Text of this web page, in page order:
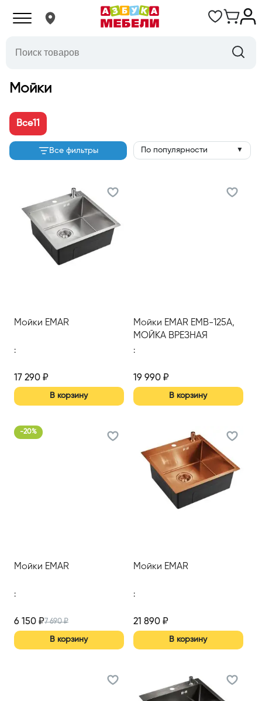
Мойки
Все11
Все фильтры По популярности ▼
Мойки EMAR
:
17 290 ₽
В корзину
Мойки EMAR EMB-125А,
МОЙКА ВРЕЗНАЯ
740*500ММ
:
19 990₽
В корзину
-20%
Мойки EMAR
:
6 150 ₽7 690₽
В корзину
Мойки EMAR
:
21 890₽
В корзину